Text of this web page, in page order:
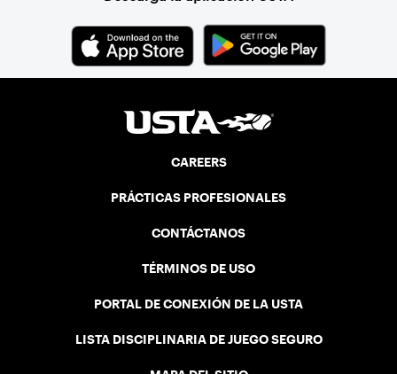
CAREERS
PRÁCTICAS PROFESIONALES
CONTÁCTANOS
TÉRMINOS DE USO
PORTAL DE CONEXIÓN DE LA USTA
LISTA DISCIPLINARIA DE JUEGO SEGURO